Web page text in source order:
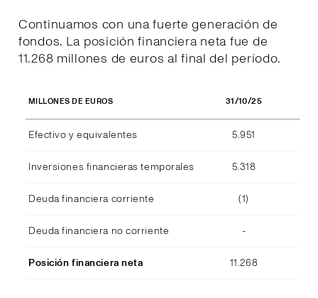
Continuamos con una fuerte generación de
fondos. La posición financiera neta fue de
11.268 millones de euros al final del período.
MILLONES DE EUROS 31/10/25
Efectivo y equivalentes 5.951
Inversiones financieras temporales 5.318
Deuda financiera corriente (1)
Deuda financiera no corriente -
Posición financiera neta 11.268